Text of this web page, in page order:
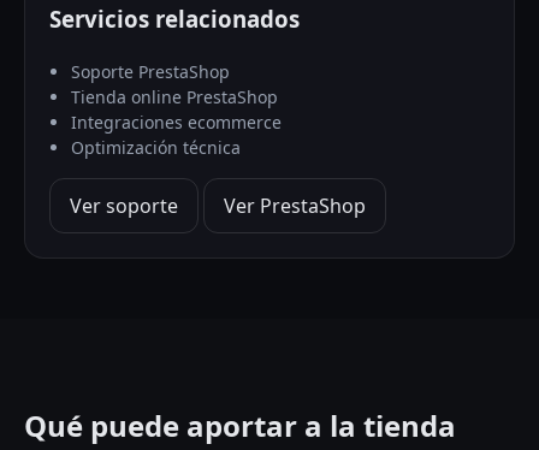
Servicios relacionados
Soporte PrestaShop
Tienda online PrestaShop
Integraciones ecommerce
Optimización técnica
Ver soporte Ver PrestaShop
Qué puede aportar a la tienda